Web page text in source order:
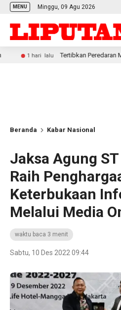
MENU Minggu, 09 Agu 2026
lalu Tertibkan Peredaran Miras Lokal,
Beranda Kabar Nasional
Jaksa Agung
Raih
Keterbukaan
Melalui Media
waktu baca 3 menit
Sabtu, 10 Des 2022 09:44